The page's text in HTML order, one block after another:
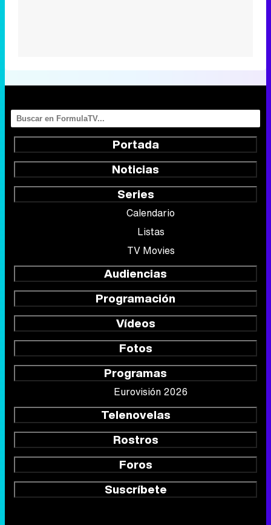
Portada
Noticias
Series
Calendario
Listas
TV Movies
Audiencias
Programación
Vídeos
Fotos
Programas
Eurovisión 2026
Telenovelas
Rostros
Foros
Suscríbete